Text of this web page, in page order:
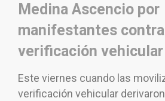
Medina Ascencio por
manifestantes
verificación vehicular
Este viernes cuando las
verificación vehicular